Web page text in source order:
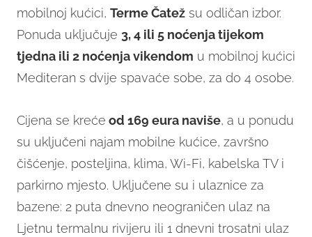
mobilnoj kućici, Terme Čatež su odličan izbor.
Ponuda uključuje 3, 4 ili 5 noćenja tijekom
tjedna ili 2 noćenja vikendom u mobilnoj kućici
Mediteran s dvije spavaće sobe, za do 4 osobe.
Cijena se kreće od 169 eura naviše, a u ponudu
su uključeni najam mobilne kućice, završno
čišćenje, posteljina, klima, Wi-Fi, kabelska TV i
parkirno mjesto. Uključene su i ulaznice za
bazene: 2 puta dnevno neograničen ulaz na
Ljetnu termalnu rivijeru ili 1 dnevni trosatni ulaz